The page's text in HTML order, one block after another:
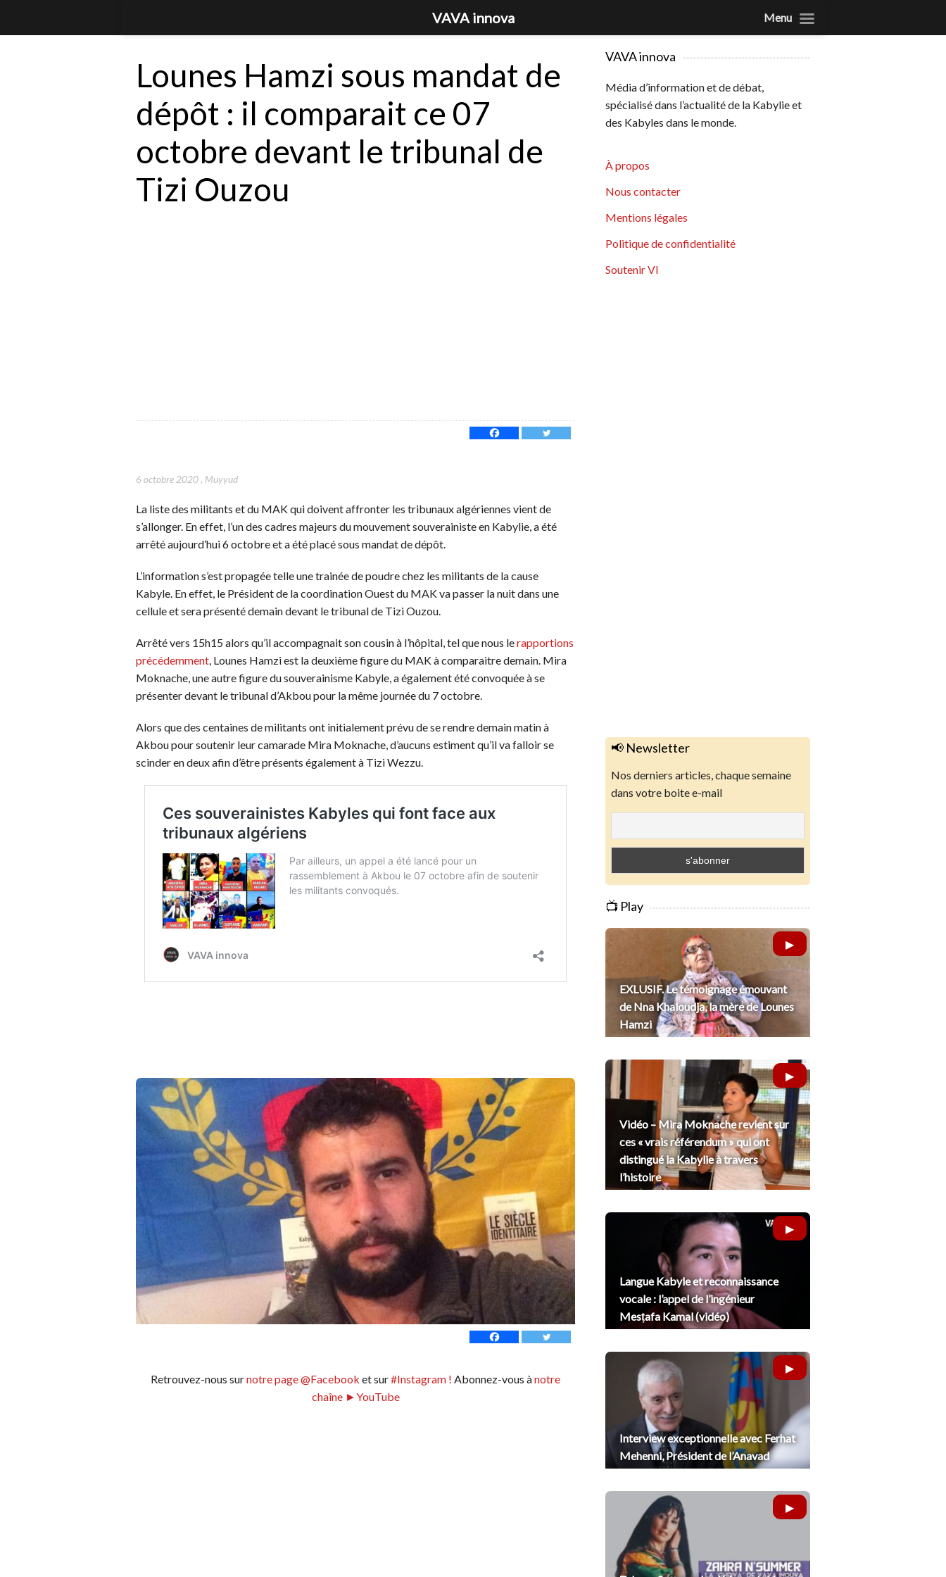
Lounes Hamzi sous mandat de
dépôt : il comparait ce 07
octobre devant le tribunal de
Tizi Ouzou
6 octobre 2020, Muyyud
La liste des militants et du MAK qui doivent affronter les tribunaux algériennes vient de
s’allonger. En effet, l’un des cadres majeurs du mouvement souverainiste en Kabylie, a été
arrêté aujourd’hui 6 octobre et a été placé sous mandat de dépôt.
L’information s’est propagée telle une trainée de poudre chez les militants de la cause
Kabyle. En effet, le Président de la coordination Ouest du MAK va passer la nuit dans une
cellule et sera présenté demain devant le tribunal de Tizi Ouzou.
Arrêté vers 15h15 alors qu’il accompagnait son cousin à l’hôpital, tel que nous lerapportions
précédemment, Lounes Hamzi est la deuxième figure du MAK à comparaitre demain. Mira
Moknache, une autre figure du souverainisme Kabyle, a également été convoquée à se
présenter devant le tribunal d’Akbou pour la même journée du 7 octobre.
Alors que des centaines de militants ont initialement prévu de se rendre demain matin à
Akbou pour soutenir leur camarade Mira Moknache, d’aucuns estiment qu’il va falloir se
scinder en deux afin d’être présents également à Tizi Wezzu.
Retrouvez-nous surnotre page @Facebook et sur#Instagram ! Abonnez-vous ànotre
chaîne ►YouTube
VAVA innova
Média d’information et de débat,
spécialisé dans l’actualité de la Kabylie et
des Kabyles dans le monde.
À propos
Nous contacter
Mentions légales
Politique de confidentialité
Soutenir VI
📢 Newsletter
Nos derniers articles, chaque semaine
dans votre boite e-mail
📺 Play
EXLUSIF. Le témoignage émouvant
de Nna Khaloudja, la mère de Lounes
Hamzi
Vidéo – Mira Moknache revient sur
ces « vrais référendum » qui ont
distingué la Kabylie à travers
l’histoire
Langue Kabyle et reconnaissance
vocale : l’appel de l’ingénieur
Mesṭafa Kamal (vidéo)
Interview exceptionnelle avec Ferhat
Mehenni, Président de l’Anavad
VAVA innova Menu